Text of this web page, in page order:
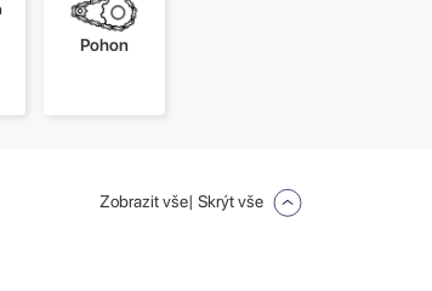
Pohon
Zobrazit vše| Skrýt vše